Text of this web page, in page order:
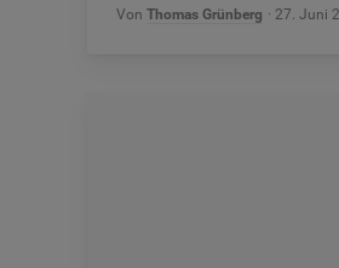
Von Thomas Grünberg 27. Juni